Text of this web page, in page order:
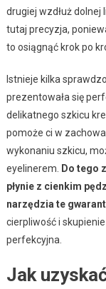
drugiej wzdłuż
tutaj precyzja,
to osiągnąć krok po
Istnieje kilka
prezentowała się
delikatnego szkicu
pomoże ci w
wykonaniu szkicu,
eyelinerem.
Do tego
płynie z cienkim
narzędzia te
cierpliwość i
perfekcyjna.
Jak